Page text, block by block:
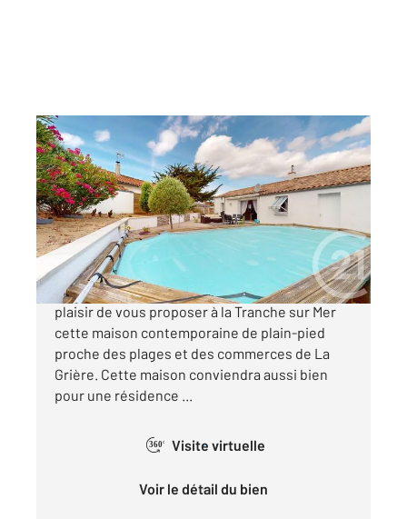
LA TRANCHE SUR MER 85
81,64 m2, 4 pièces
Ref : 3105
Maison à vendre
353 900 €
L'agence Century 21 Côte de Lumière a le
plaisir de vous proposer à la Tranche sur Mer
cette maison contemporaine de plain-pied
proche des plages et des commerces de La
Grière. Cette maison conviendra aussi bien
pour une résidence ...
360° Visite virtuelle
Voir le détail du bien